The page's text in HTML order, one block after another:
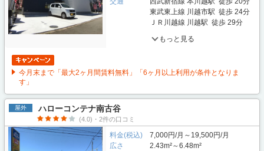
東武東上線 川越市駅 徒歩 24分
ＪＲ川越線 川越駅 徒歩 29分
もっと見る
今月末まで「最大2ヶ月間賃料無料」「6ヶ月以上利用が条件となりま
す」
屋外 ハローコンテナ南古谷
(4.0)・2件の口コミ
料金(税込)
7,000円/月～19,500円/月
広さ
2.43m²～6.48m²